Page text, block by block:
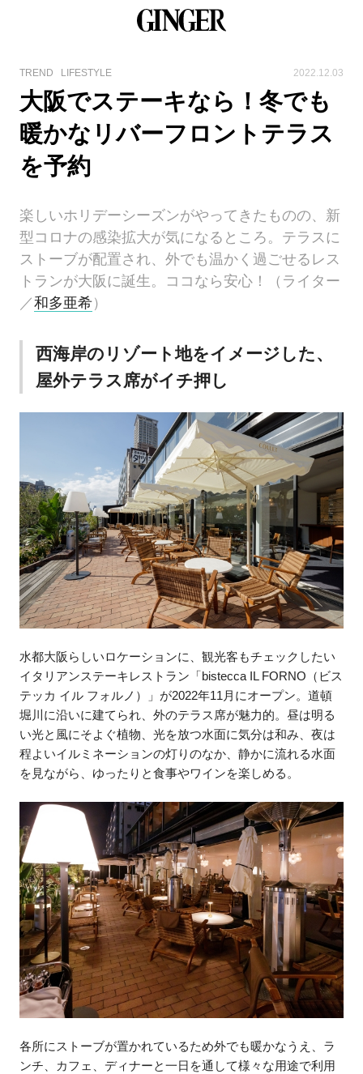
TREND LIFESTYLE 2022.12.03
大阪でステーキなら！冬でも
暖かなリバーフロントテラス
を予約
楽しいホリデーシーズンがやってきたものの、新
型コロナの感染拡大が気になるところ。テラスに
ストーブが配置され、外でも温かく過ごせるレス
トランが大阪に誕生。ココなら安心！（ライター
／和多亜希）
西海岸のリゾート地をイメージした、
屋外テラス席がイチ押し
水都大阪らしいロケーションに、観光客もチェックしたい
イタリアンステーキレストラン「bistecca IL FORNO（ビス
テッカ イル フォルノ）」が2022年11月にオープン。道頓
堀川に沿いに建てられ、外のテラス席が魅力的。昼は明る
い光と風にそよぐ植物、光を放つ水面に気分は和み、夜は
程よいイルミネーションの灯りのなか、静かに流れる水面
を見ながら、ゆったりと食事やワインを楽しめる。
各所にストーブが置かれているため外でも暖かなうえ、ラ
ンチ、カフェ、ディナーと一日を通して様々な用途で利用